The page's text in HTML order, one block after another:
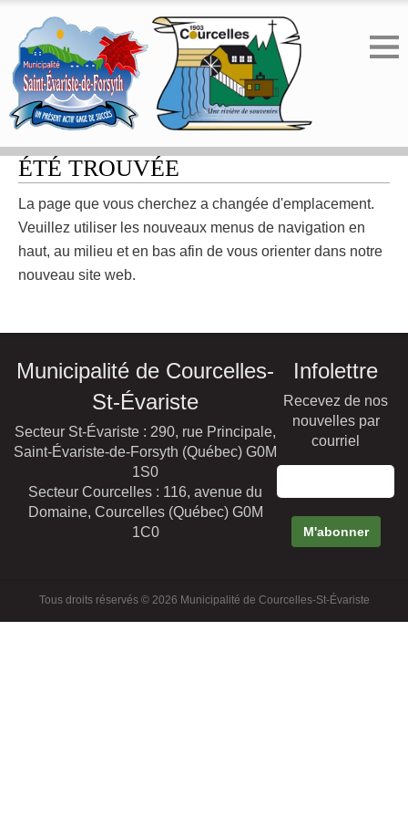
ERREUR 404 - LA PAGE N'A PAS
ÉTÉ TROUVÉE
La page que vous cherchez a changée d'emplacement.
Veuillez utiliser les nouveaux menus de navigation en
haut, au milieu et en bas afin de vous orienter dans notre
nouveau site web.
Municipalité de Courcelles-
St-Évariste
Secteur St-Évariste : 290, rue Principale,
Saint-Évariste-de-Forsyth (Québec) G0M
1S0
Secteur Courcelles : 116, avenue du
Domaine, Courcelles (Québec) G0M
1C0
Infolettre
Recevez de nos
nouvelles par
courriel
Tous droits réservés © 2026 Municipalité de Courcelles-St-Évariste